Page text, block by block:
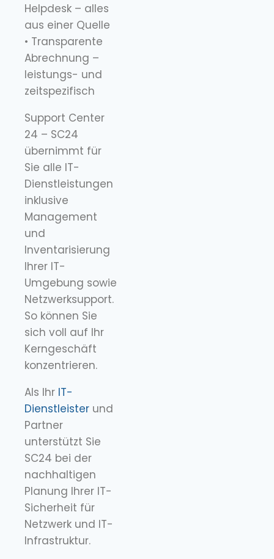
Helpdesk – alles
aus einer Quelle
• Transparente
Abrechnung –
leistungs- und
zeitspezifisch
Support Center
24 – SC24
übernimmt für
Sie alle IT-
Dienstleistungen
inklusive
Management
und
Inventarisierung
Ihrer IT-
Umgebung sowie
Netzwerksupport.
So können Sie
sich voll auf Ihr
Kerngeschäft
konzentrieren.
Als Ihr IT-
Dienstleister und
Partner
unterstützt Sie
SC24 bei der
nachhaltigen
Planung Ihrer IT-
Sicherheit für
Netzwerk und IT-
Infrastruktur.